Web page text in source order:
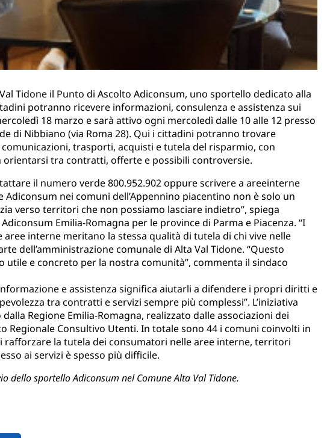
Tidone il Punto di Ascolto Adiconsum, uno sportello dedicato alla
potranno ricevere informazioni, consulenza e assistenza sui
18 marzo e sarà attivo ogni mercoledì dalle 10 alle 12 presso
di Nibbiano (via Roma 28). Qui i cittadini potranno trovare
trasporti, acquisti e tutela del risparmio, con
orientarsi tra contratti, offerte e possibili controversie.
il numero verde 800.952.902 oppure scrivere a areeinterne
Adiconsum nei comuni dell’Appennino piacentino non è solo un
verso territori che non possiamo lasciare indietro”, spiega
Emilia-Romagna per le province di Parma e Piacenza. “I
aree interne meritano la stessa qualità di tutela di chi vive nelle
dell’amministrazione comunale di Alta Val Tidone. “Questo
e concreto per la nostra comunità”, commenta il sindaco
e assistenza significa aiutarli a difendere i propri diritti e
tra contratti e servizi sempre più complessi”. L’iniziativa
Regione Emilia-Romagna, realizzato dalle associazioni dei
Regionale Consultivo Utenti. In totale sono 44 i comuni coinvolti in
rafforzare la tutela dei consumatori nelle aree interne, territori
ai servizi è spesso più difficile.
dello sportello Adiconsum nel Comune Alta Val Tidone.